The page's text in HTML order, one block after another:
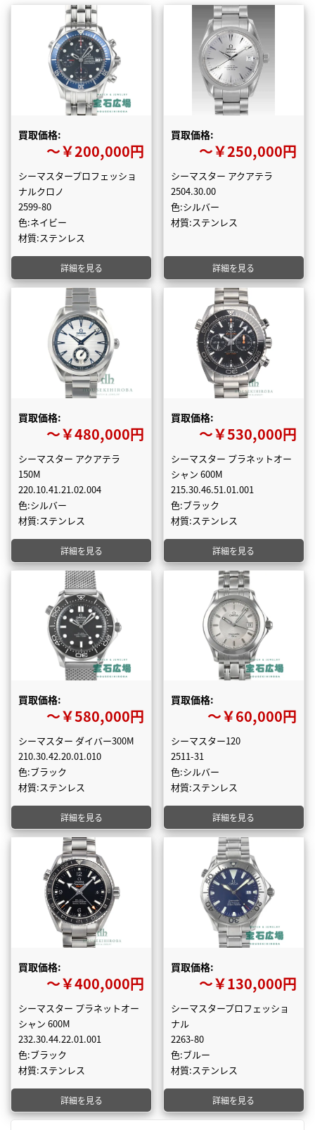
買取価格:
〜￥200,000円
シーマスタープロフェッショ
ナルクロノ
2599-80
色:ネイビー
材質:ステンレス
詳細を見る
買取価格:
〜￥250,000円
シーマスター アクアテラ
2504.30.00
色:シルバー
材質:ステンレス
詳細を見る
買取価格:
〜￥480,000円
シーマスター アクアテラ
150M
220.10.41.21.02.004
色:シルバー
材質:ステンレス
詳細を見る
買取価格:
〜￥530,000円
シーマスター プラネットオー
シャン 600M
215.30.46.51.01.001
色:ブラック
材質:ステンレス
詳細を見る
買取価格:
〜￥580,000円
シーマスター ダイバー300M
210.30.42.20.01.010
色:ブラック
材質:ステンレス
詳細を見る
買取価格:
〜￥60,000円
シーマスター120
2511-31
色:シルバー
材質:ステンレス
詳細を見る
買取価格:
〜￥400,000円
シーマスター プラネットオー
シャン 600M
232.30.44.22.01.001
色:ブラック
材質:ステンレス
詳細を見る
買取価格:
〜￥130,000円
シーマスタープロフェッショ
ナル
2263-80
色:ブルー
材質:ステンレス
詳細を見る